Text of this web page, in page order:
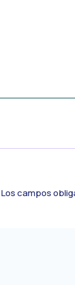
Los campos